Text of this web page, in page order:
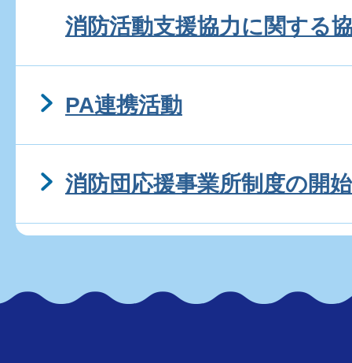
消防活動支援協力に関する
PA連携活動
消防団応援事業所制度の開始